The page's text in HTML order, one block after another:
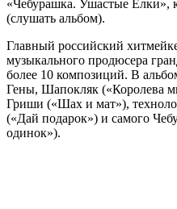
«Чебурашка. Ушастые Елки»,
(слушать альбом).
Главный российский
музыкального продюсера
более 10 композиций. В
Гены, Шапокляк («Королева
Гриши («Шах и мат»),
(«Дай подарок») и самого
одинок»).